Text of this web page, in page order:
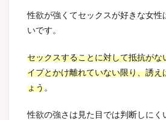
性欲が強くてセックスが好きな女性
いです。
セックスすることに対して抵抗がな
イプとかけ離れていない限り、誘え
ょう。
性欲の強さは見た目では判断しにく